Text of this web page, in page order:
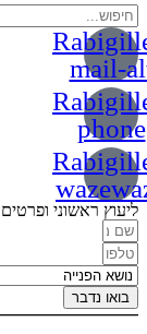
mail-
phone
ליעוץ ראשוני
בואו נדבר